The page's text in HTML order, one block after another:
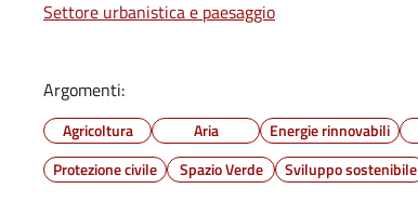
Settore urbanistica e paesaggio
Argomenti:
Agricoltura Aria Energie rinnovabili
Protezione civile
Spazio Verde Sviluppo sostenibile